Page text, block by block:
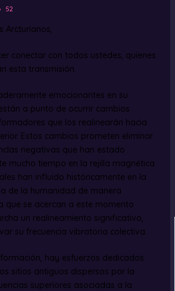
52
Arcturianos,
conectar con todos ustedes, quienes
esta transmisión.
emocionantes en su
a punto de ocurrir cambios
que los realinearán hacia
Estos cambios prometen eliminar
negativas que han estado
mucho tiempo en la rejilla magnética
han influido históricamente en la
de la humanidad de manera
que se acercan a este momento
un realineamiento significativo,
su frecuencia vibratoria colectiva.
hay esfuerzos dedicados
sitios antiguos dispersos por la
superiores asociadas a la